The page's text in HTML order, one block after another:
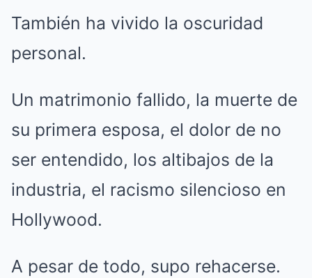
También ha vivido la oscuridad
personal.
Un matrimonio fallido, la muerte de
su primera esposa, el dolor de no
ser entendido, los altibajos de la
industria, el racismo silencioso en
Hollywood.
A pesar de todo, supo rehacerse.